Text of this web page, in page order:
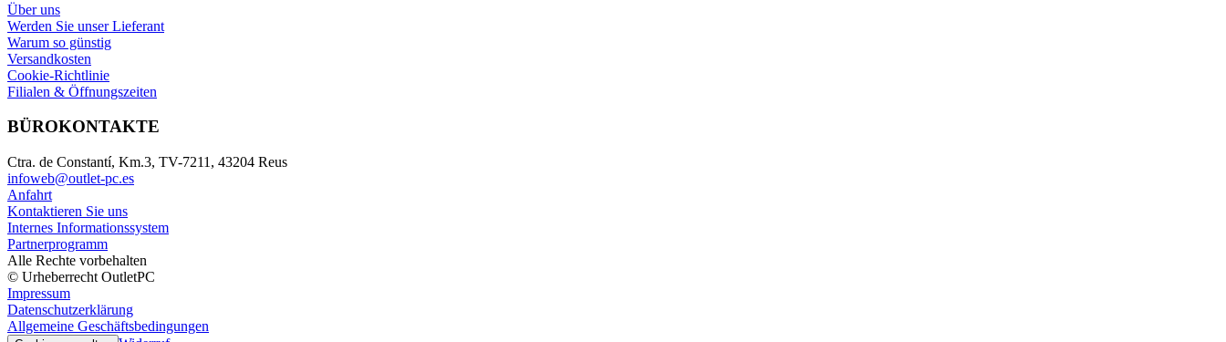
Über uns
Werden Sie unser Lieferant
Warum so günstig
Versandkosten
Cookie-Richtlinie
Filialen & Öffnungszeiten
BÜROKONTAKTE
Ctra. de Constantí, Km.3, TV-7211, 43204 Reus
infoweb@outlet-pc.es
Anfahrt
Kontaktieren Sie uns
Internes Informationssystem
Partnerprogramm
Alle Rechte vorbehalten
© Urheberrecht OutletPC
Impressum
Datenschutzerklärung
Allgemeine Geschäftsbedingungen